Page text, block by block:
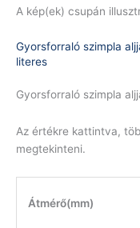
A kép(ek) csupán
Gyorsforraló szimpla
literes
Gyorsforraló szimpla
Az értékre kattintva,
megtekinteni.
Átmérő(mm)